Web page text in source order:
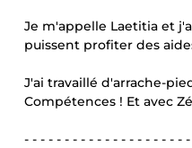
Je m'appelle Laetitia et
puissent profiter des
J'ai travaillé d'arrache-
Compétences ! Et avec
- - - - - - - - - - - - - - - - - - - -